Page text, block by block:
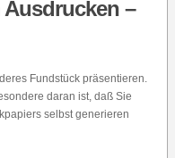
–
Fundstück präsentieren.
daran ist, daß Sie
selbst generieren